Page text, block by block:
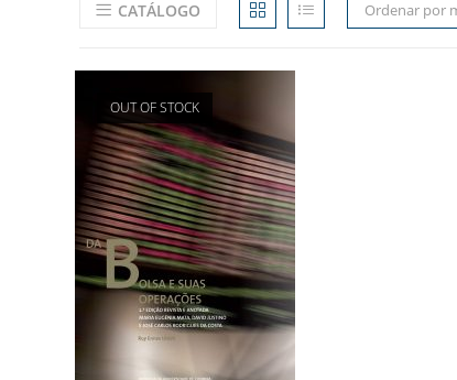
CATÁLOGO Ordenar por
OUT OF STOCK